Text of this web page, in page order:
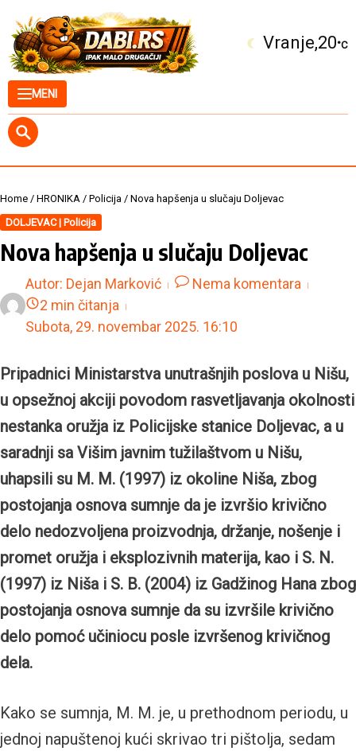
MENI
Kuršumlija 21°C
Home / HRONIKA / Policija / Nova hapšenja u slučaju Doljevac
DOLJEVAC | Policija
Nova hapšenja u slučaju Doljevac
Autor: Dejan Marković
Nema komentara
2 min čitanja
Subota, 29. novembar 2025. 16:10
Pripadnici Ministarstva unutrašnjih poslova u Nišu,
u opsežnoj akciji povodom rasvetljavanja okolnosti
nestanka oružja iz Policijske stanice Doljevac, a u
saradnji sa Višim javnim tužilaštvom u Nišu,
uhapsili su M. M. (1997) iz okoline Niša, zbog
postojanja osnova sumnje da je izvršio krivično
delo nedozvoljena proizvodnja, držanje, nošenje i
promet oružja i eksplozivnih materija, kao i S. N.
(1997) iz Niša i S. B. (2004) iz Gadžinog Hana zbog
postojanja osnova sumnje da su izvršile krivično
delo pomoć učiniocu posle izvršenog krivičnog
dela.
Kako se sumnja, M. M. je, u prethodnom periodu, u
jednoj napuštenoj kući skrivao tri pištolja, sedam